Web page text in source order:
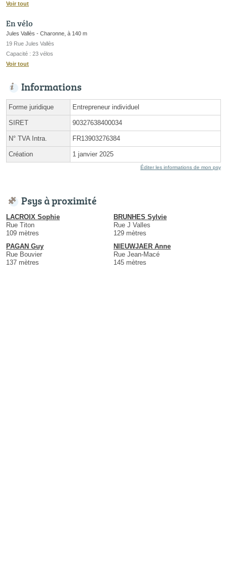
Voir tout
En vélo
Jules Vallès - Charonne, à 140 m
19 Rue Jules Vallès
Capacité : 23 vélos
Voir tout
Informations
Forme juridique Entrepreneur individuel
SIRET 90327638400034
N° TVA Intra. FR13903276384
Création 1 janvier 2025
Éditer les informations de mon psy
Psys à proximité
LACROIX Sophie
Rue Titon
109 mètres
BRUNHES Sylvie
Rue J Valles
129 mètres
PAGAN Guy
Rue Bouvier
137 mètres
NIEUWJAER Anne
Rue Jean-Macé
145 mètres